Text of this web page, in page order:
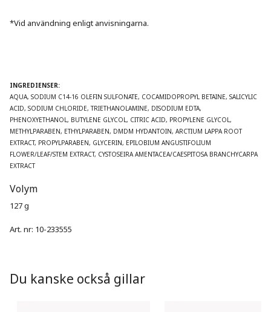
*Vid användning enligt anvisningarna.
INGREDIENSER:
AQUA, SODIUM C14-16 OLEFIN SULFONATE, COCAMIDOPROPYL BETAINE, SALICYLIC
ACID, SODIUM CHLORIDE, TRIETHANOLAMINE, DISODIUM EDTA,
PHENOXYETHANOL, BUTYLENE GLYCOL, CITRIC ACID, PROPYLENE GLYCOL,
METHYLPARABEN, ETHYLPARABEN, DMDM HYDANTOIN, ARCTIUM LAPPA ROOT
EXTRACT, PROPYLPARABEN, GLYCERIN, EPILOBIUM ANGUSTIFOLIUM
FLOWER/LEAF/STEM EXTRACT, CYSTOSEIRA AMENTACEA/CAESPITOSA BRANCHYCARPA
EXTRACT
Volym
127 g
Art. nr: 10-233555
Du kanske också gillar